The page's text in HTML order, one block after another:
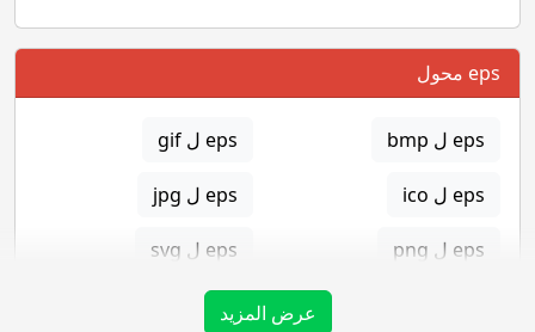
eps محول
eps ل bmp eps ل gif
eps ل ico eps ل jpg
eps ل png eps ل svg
عرض المزيد